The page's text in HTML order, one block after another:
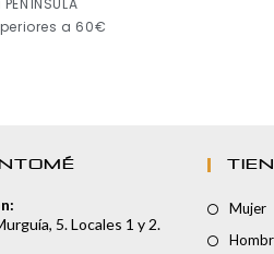
a 60€
5. Locales 1 y 2.
Mujer